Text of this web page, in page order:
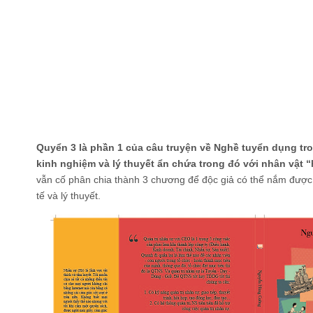
Quyển 3 là phần 1 của câu truyện về Nghề tuyển dụng
kinh nghiệm và lý thuyết ẩn chứa trong đó với nhân vật
vẫn cố phân chia thành 3 chương để độc giả có thể nắm
tế và lý thuyết.